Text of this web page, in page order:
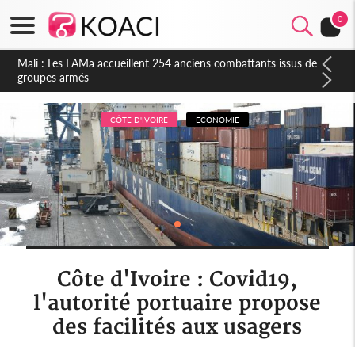
0
Côte d'Ivoire : Election FIF, le frère de feu Sidy Diallo se lance
dans la course
CÔTE D'IVOIRE ECONOMIE
Côte d'Ivoire : Covid19,
l'autorité portuaire propose
des facilités aux usagers